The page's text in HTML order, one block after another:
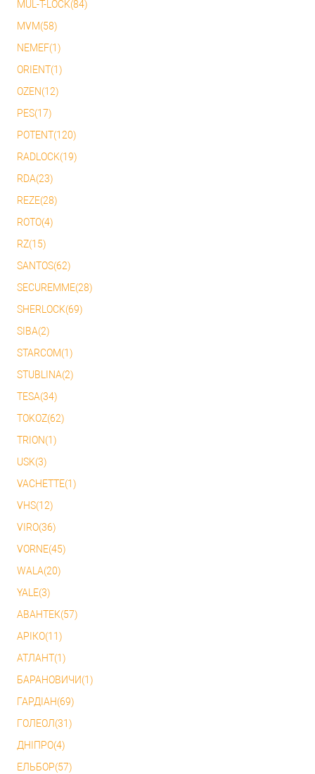
MUL-T-LOCK(84)
MVM(58)
NEMEF(1)
ORIENT(1)
OZEN(12)
PES(17)
POTENT(120)
RADLOCK(19)
RDA(23)
REZE(28)
ROTO(4)
RZ(15)
SANTOS(62)
SECUREMME(28)
SHERLOCK(69)
SIBA(2)
STARCOM(1)
STUBLINA(2)
TESA(34)
TOKOZ(62)
TRION(1)
USK(3)
VACHETTE(1)
VHS(12)
VIRO(36)
VORNE(45)
WALA(20)
YALE(3)
АВАНТЕК(57)
АРІКО(11)
АТЛАНТ(1)
БАРАНОВИЧИ(1)
ГАРДІАН(69)
ГОЛЕОЛ(31)
ДНІПРО(4)
ЕЛЬБОР(57)